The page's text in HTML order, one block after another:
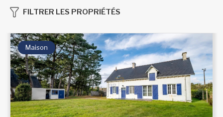
FILTRER LES PROPRIÉTÉS
Maison